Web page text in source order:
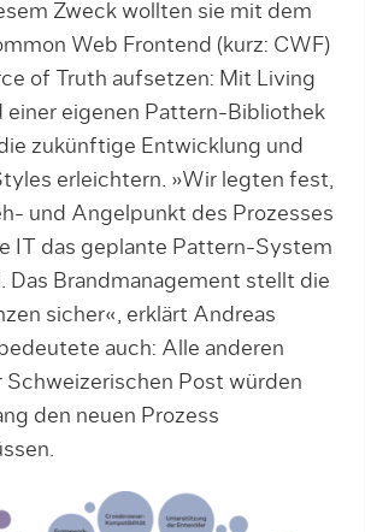
Zweck wol­lten sie mit dem
Web Front­end (kurz: CWF)
of Truth aufsetzen: Mit Living
einer eigenen Pattern-Bibliothek
zukünf­tige Ent­wick­lung und
er­leichtern. »Wir leg­ten fest,
­und Angelpunkt des Prozesses
IT das geplante Pattern-System
Das Brandmanage­ment stellt die
sicher«, erklärt Andreas
auch: Alle an­de­­ren
Post würden
den neuen Pro­zess